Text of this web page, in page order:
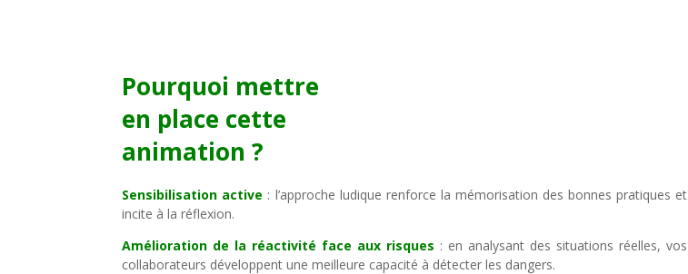
Pourquoi mettre
en place cette
animation ?
Sensibilisation active : l’approche ludique renforce la mémorisation des bonnes pratiques et
incite à la réflexion.
Amélioration de la réactivité face aux risques : en analysant des situations réelles, vos
collaborateurs développent une meilleure capacité à détecter les dangers.